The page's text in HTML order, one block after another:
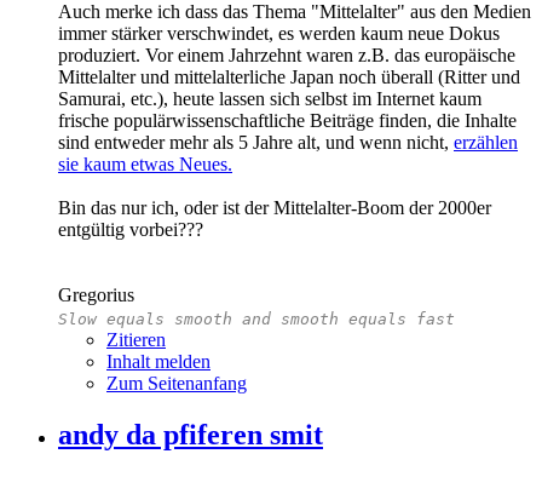
Auch merke ich dass das Thema "Mittelalter" aus den Medien
immer stärker verschwindet, es werden kaum neue Dokus
produziert. Vor einem Jahrzehnt waren z.B. das europäische
Mittelalter und mittelalterliche Japan noch überall (Ritter und
Samurai, etc.), heute lassen sich selbst im Internet kaum
frische populärwissenschaftliche Beiträge finden, die Inhalte
sind entweder mehr als 5 Jahre alt, und wenn nicht, erzählen
sie kaum etwas Neues.
Bin das nur ich, oder ist der Mittelalter-Boom der 2000er
entgültig vorbei???
Gregorius
Slow equals smooth and smooth equals fast
Zitieren
Inhalt melden
Zum Seitenanfang
andy da pfiferen smit